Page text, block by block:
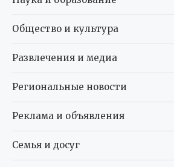
Общество и культура
Развлечения и медиа
Региональные новости
Реклама и объявления
Семья и досуг